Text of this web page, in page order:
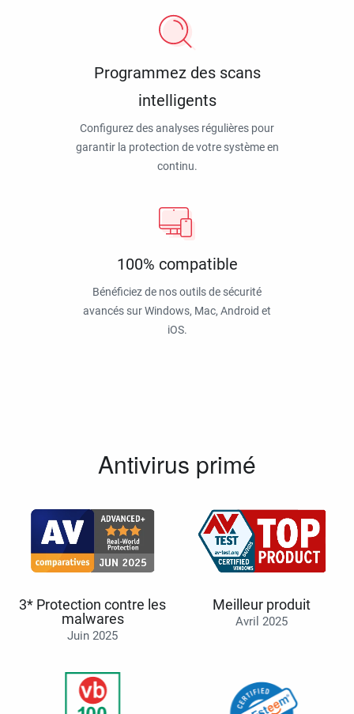
Programmez des scans
intelligents
Configurez des analyses régulières pour
garantir la protection de votre système en
continu.
100% compatible
Bénéficiez de nos outils de sécurité
avancés sur Windows, Mac, Android et
iOS.
Antivirus primé
3* Protection contre les
malwares
Juin 2025
Meilleur produit
Avril 2025